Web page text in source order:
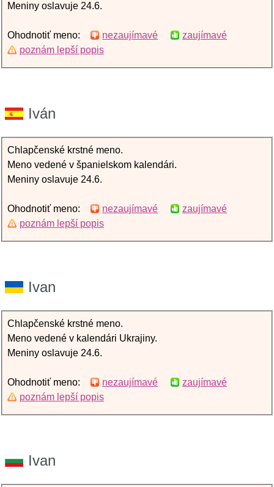
Meniny oslavuje 24.6.
Ohodnotiť meno: nezaujímavé
zaujímavé
poznám lepší popis
Iván
Chlapčenské krstné meno.
Meno vedené v španielskom kalendári.
Meniny oslavuje 24.6.
Ohodnotiť meno: nezaujímavé
zaujímavé
poznám lepší popis
Ivan
Chlapčenské krstné meno.
Meno vedené v kalendári Ukrajiny.
Meniny oslavuje 24.6.
Ohodnotiť meno: nezaujímavé
zaujímavé
poznám lepší popis
Ivan